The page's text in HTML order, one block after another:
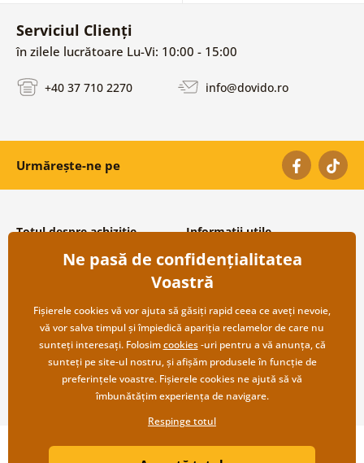
Serviciul Clienți
în zilele lucrătoare Lu-Vi: 10:00 - 15:00
+40 37 710 2270 info@dovido.ro
Urmărește-ne pe
Totul despre achiziție
Condiții și termeni generali
Protecția datelor personale
Transport și modalități de plată
Returnare
Informații utile
Despre noi
Întrebări frecvente
Contacte
Cooperare angro
Copyright ©2019 © Dovido.ro.
Ne pasă de confidențialitatea
Voastră
Fișierele cookies vă vor ajuta să găsiți rapid ceea ce aveți nevoie,
vă vor salva timpul și împiedică apariția reclamelor de care nu
sunteți interesați. Folosimcookies-uri pentru a vă anunța, că
sunteți pe site-ul nostru, și afișăm produsele în funcție de
preferințele voastre. Fișierele cookies ne ajută să vă
îmbunătățim experiența de navigare.
Respinge totul